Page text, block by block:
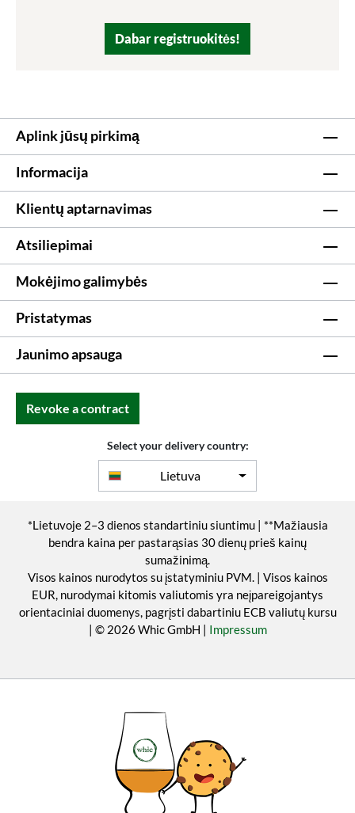
Dabar registruokitės!
Aplink jūsų pirkimą
Informacija
Klientų aptarnavimas
Atsiliepimai
Mokėjimo galimybės
Pristatymas
Jaunimo apsauga
Revoke a contract
Select your delivery country:
Lietuva
*Lietuvoje 2–3 dienos standartiniu siuntimu | **Mažiausia
bendra kaina per pastarąsias 30 dienų prieš kainų
sumažinimą.
Visos kainos nurodytos su įstatyminiu PVM. | Visos kainos
EUR, nurodymai kitomis valiutomis yra neįpareigojantys
orientaciniai duomenys, pagrįsti dabartiniu ECB valiutų kursu
| © 2026 Whic GmbH | Impressum